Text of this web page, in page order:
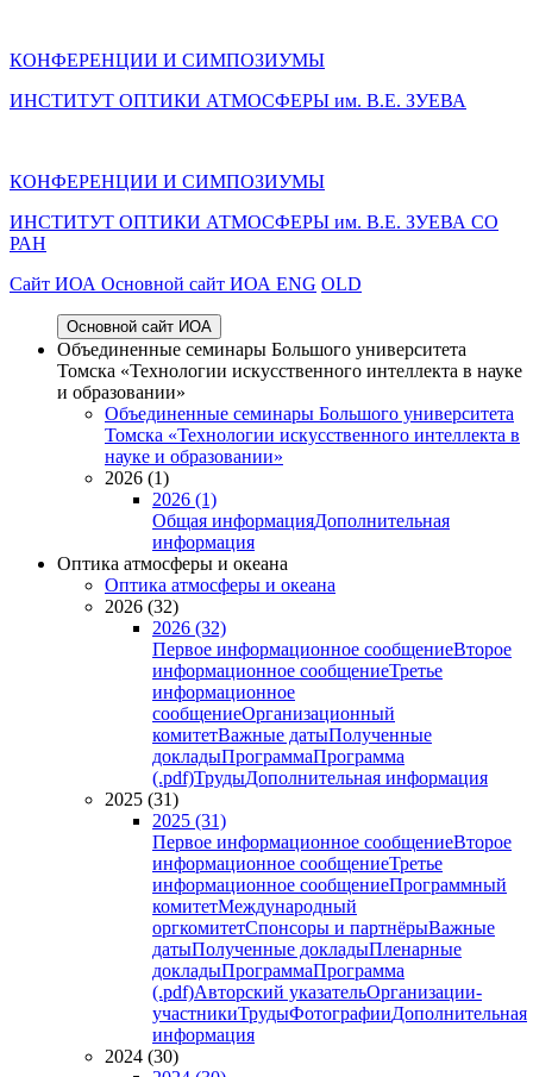
КОНФЕРЕНЦИИ И СИМПОЗИУМЫ
ИНСТИТУТ ОПТИКИ АТМОСФЕРЫ им. В.Е. ЗУЕВА
КОНФЕРЕНЦИИ И СИМПОЗИУМЫ
ИНСТИТУТ ОПТИКИ АТМОСФЕРЫ им. В.Е. ЗУЕВА СО
РАН
Cайт ИОА Основной сайт ИОА ENG OLD
Основной сайт ИОА
Объединенные семинары Большого университета
Томска «Технологии искусственного интеллекта в науке
и образовании»
Объединенные семинары Большого университета
Томска «Технологии искусственного интеллекта в
науке и образовании»
2026 (1)
2026 (1)
Общая информацияДополнительная
информация
Оптика атмосферы и океана
Оптика атмосферы и океана
2026 (32)
2026 (32)
Первое информационное сообщениеВторое
информационное сообщениеТретье
информационное
сообщениеОрганизационный
комитетВажные датыПолученные
докладыПрограммаПрограмма
(.pdf)ТрудыДополнительная информация
2025 (31)
2025 (31)
Первое информационное сообщениеВторое
информационное сообщениеТретье
информационное сообщениеПрограммный
комитетМеждународный
оргкомитетСпонсоры и партнёрыВажные
датыПолученные докладыПленарные
докладыПрограммаПрограмма
(.pdf)Авторский указательОрганизации-
участникиТрудыФотографииДополнительная
информация
2024 (30)